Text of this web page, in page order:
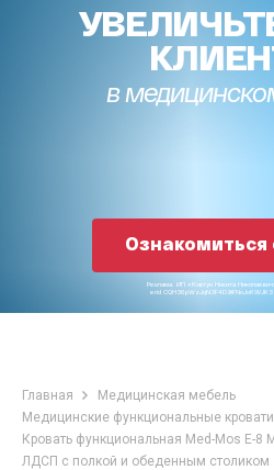
в
Ознакомиться
Реклама. ИП «Ковтун Никита
erid
Главная
Медицинская мебель
Медицинские функциональные кровати
Кровать функциональная Med-Mos Е-8
ЛДСП с полкой и обеденным столиком